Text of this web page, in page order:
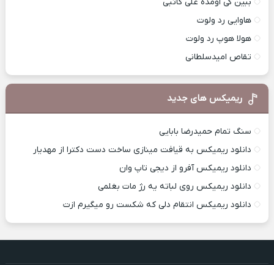
هاوایی رد ولوت
هولا هوپ رد ولوت
تقاص امیدسلطانی
ریمیکس های جدید
سنگ تمام حمیدرضا بابایی
دانلود ریمیکس به قیافت مینازی ساخت دست دکترا از مهدیار
دانلود ریمیکس آفرو از ديجی تاپ وان
دانلود ریمیکس روی لباته یه رژ مات بغلمی
دانلود ریمیکس انتقام دلی که شکست رو میگیرم ازت